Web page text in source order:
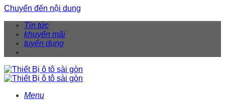
Chuyển đến nội dung
Tin tức
khuyến mãi
tuyển dụng
Menu